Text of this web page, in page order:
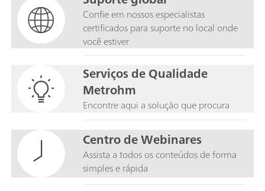
Confie em nossos especialistas
certificados para suporte no local onde
você estiver
Serviços de Qualidade
Metrohm
Encontre aqui a solução que procura
Centro de Webinares
Assista a todos os conteúdos de forma
simples e rápida